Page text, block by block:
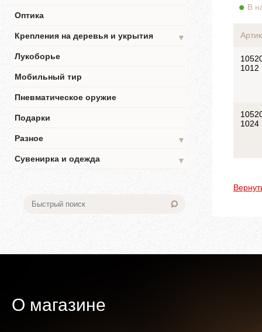
Оптика
Крепления на деревья и укрытия
▼
Лукоборье
Мобильный тир
Пневматическое оружие
Подарки
Разное
▼
Сувенирка и одежда
▼
В
1012
1024
О магазине